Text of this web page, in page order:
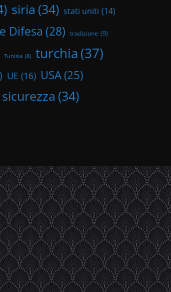
siria (34) stati uniti (14)
Difesa (28) tradizione (9)
Tunisia (8) turchia(37)
UE (16) USA (25)
(34)